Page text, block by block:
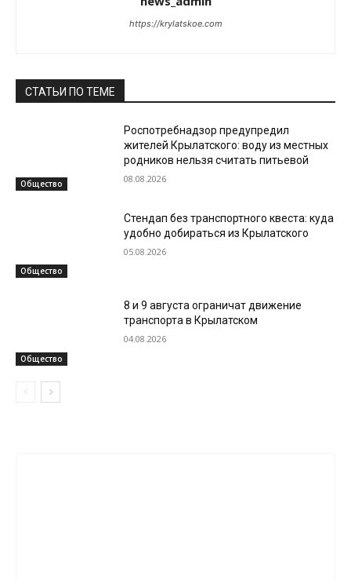
https://krylatskoe.com
СТАТЬИ ПО ТЕМЕ
Общество
Роспотребнадзор предупредил
жителей Крылатского: воду из местных
родников нельзя считать питьевой
08.08.2026
Общество
Стендап без транспортного квеста: куда
удобно добираться из Крылатского
05.08.2026
Общество
8 и 9 августа ограничат движение
транспорта в Крылатском
04.08.2026